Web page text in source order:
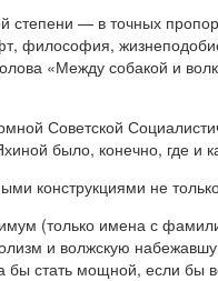
степени — в точных
философия,
«Между собакой и
Советской
было, конечно, где и
конструкциями не
(только имена с
и волжскую
бы стать мощной, если